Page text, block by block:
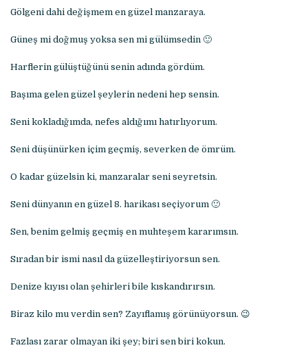
Gölgeni dahi değişmem en güzel manzaraya.
Güneş mi doğmuş yoksa sen mi gülümsedin 🙂
Harflerin gülüştüğünü senin adında gördüm.
Başıma gelen güzel şeylerin nedeni hep sensin.
Seni kokladığımda, nefes aldığımı hatırlıyorum.
Seni düşünürken içim geçmiş, severken de ömrüm.
O kadar güzelsin ki, manzaralar seni seyretsin.
Seni dünyanın en güzel 8. harikası seçiyorum 🙂
Sen, benim gelmiş geçmiş en muhteşem kararımsın.
Sıradan bir ismi nasıl da güzelleştiriyorsun sen.
Denize kıyısı olan şehirleri bile kıskandırırsın.
Biraz kilo mu verdin sen? Zayıflamış görünüyorsun. 😉
Fazlası zarar olmayan iki şey; biri sen biri kokun.